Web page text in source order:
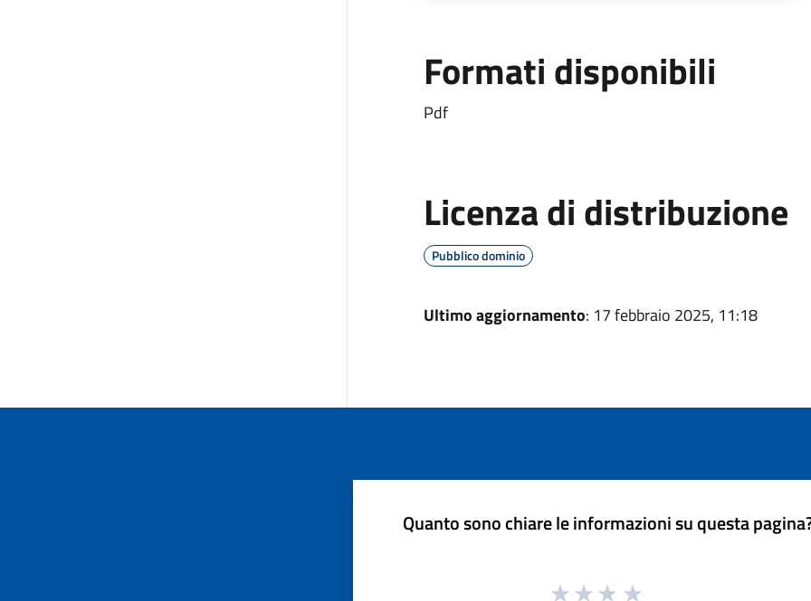
Formati disponibili
Pdf
Licenza di distribuzione
Pubblico dominio
Ultimo aggiornamento: 17 febbraio 2025, 11:18
Quanto sono chiare le informazioni su questa